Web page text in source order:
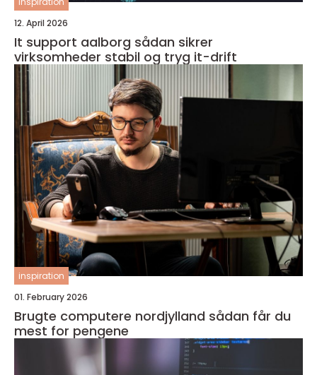
12. April 2026
It support aalborg sådan sikrer
virksomheder stabil og tryg it-drift
inspiration
01. February 2026
Brugte computere nordjylland sådan får du
mest for pengene